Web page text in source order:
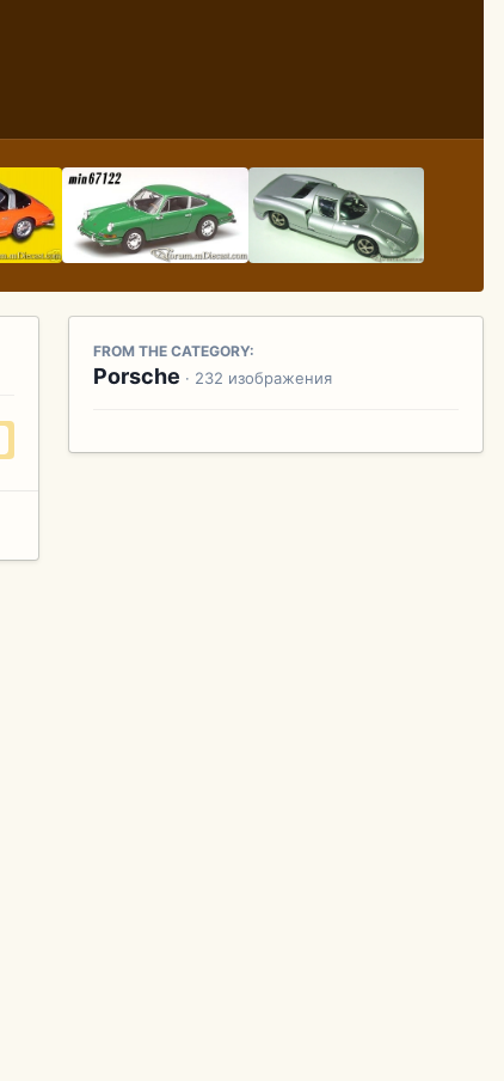
FROM THE CATEGORY:
Porsche · 232 изображения